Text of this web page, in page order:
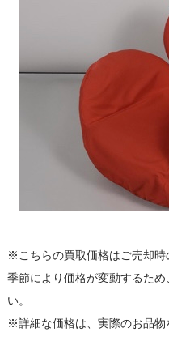
※こちらの買取価格はご売却
季節により価格が変動するた
い。
※詳細な価格は、実際のお品物